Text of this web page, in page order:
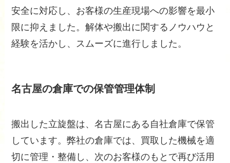
安全に対応し、お客様の生産現場への影響を最小
限に抑えました。解体や搬出に関するノウハウと
経験を活かし、スムーズに進行しました。
名古屋の倉庫での保管管理体制
搬出した立旋盤は、名古屋にある自社倉庫で保管
しています。弊社の倉庫では、買取した機械を適
切に管理・整備し、次のお客様のもとで再び活用